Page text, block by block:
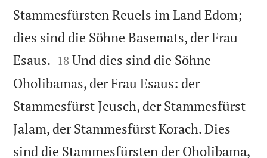
Stammesfürsten Reuels im Land Edom;
dies sind die Söhne Basemats, der Frau
Esaus. 

18 Und dies sind die Söhne
Oholibamas, der Frau Esaus: der
Stammesfürst Jeusch, der Stammesfürst
Jalam, der Stammesfürst Korach. Dies
sind die Stammesfürsten der Oholibama,